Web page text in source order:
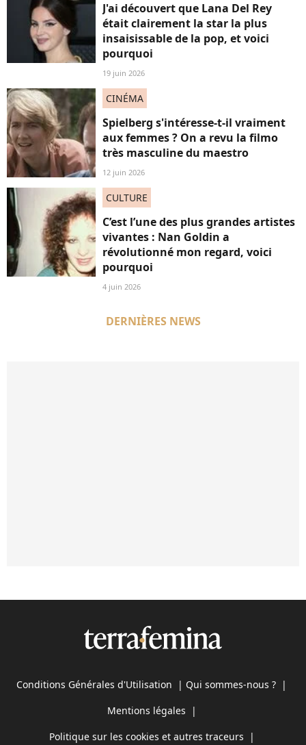
J'ai découvert que Lana Del Rey
était clairement la star la plus
insaisissable de la pop, et voici
pourquoi
19 juin 2026
CINÉMA
Spielberg s'intéresse-t-il vraiment
aux femmes ? On a revu la filmo
très masculine du maestro
12 juin 2026
CULTURE
C’est l’une des plus grandes artistes
vivantes : Nan Goldin a
révolutionné mon regard, voici
pourquoi
4 juin 2026
DERNIÈRES NEWS
Conditions Générales d'Utilisation | Qui sommes-nous ? |
Mentions légales |
Politique sur les cookies et autres traceurs |